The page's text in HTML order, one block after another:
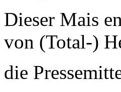
Dieser Mais
von (Total-)
die